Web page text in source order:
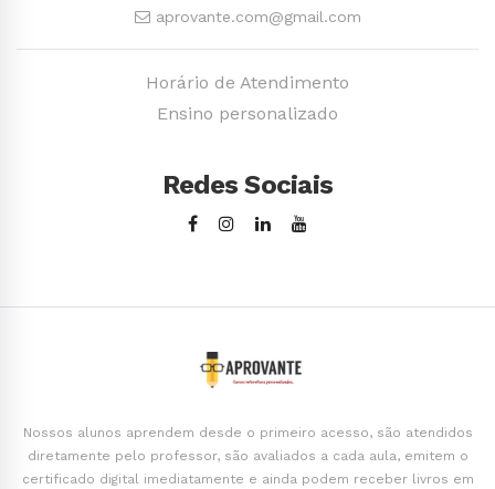
aprovante.com@gmail.com
Horário de Atendimento
Ensino personalizado
Redes Sociais
Nossos alunos aprendem desde o primeiro acesso, são atendidos
diretamente pelo professor, são avaliados a cada aula, emitem o
certificado digital imediatamente e ainda podem receber livros em